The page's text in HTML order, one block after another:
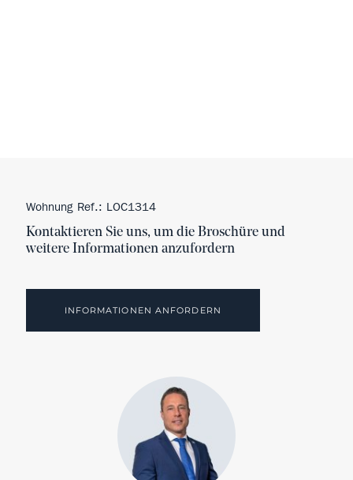
Wohnung Ref.: LOC1314
Kontaktieren Sie uns, um die Broschüre und
weitere Informationen anzufordern
INFORMATIONEN ANFORDERN